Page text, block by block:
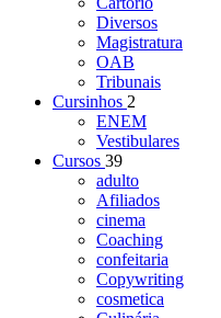
Diversos
Magistratura
OAB
Tribunais
Cursinhos 2
ENEM
Vestibulares
Cursos 39
adulto
Afiliados
cinema
Coaching
confeitaria
Copywriting
cosmetica